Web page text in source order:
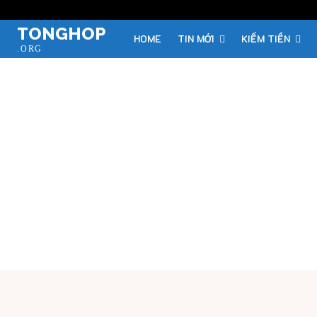
TONGHOP
.ORG
HOME TIN MỚI KIẾM TIỀN